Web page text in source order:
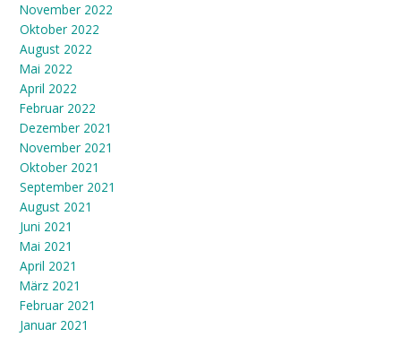
November 2022
Oktober 2022
August 2022
Mai 2022
April 2022
Februar 2022
Dezember 2021
November 2021
Oktober 2021
September 2021
August 2021
Juni 2021
Mai 2021
April 2021
März 2021
Februar 2021
Januar 2021